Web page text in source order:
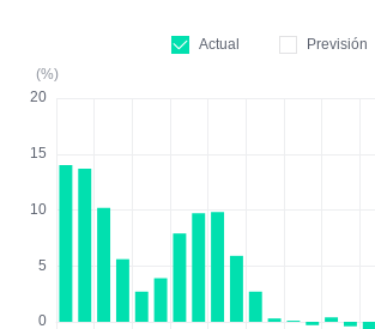
Actual
Previsión
(%)